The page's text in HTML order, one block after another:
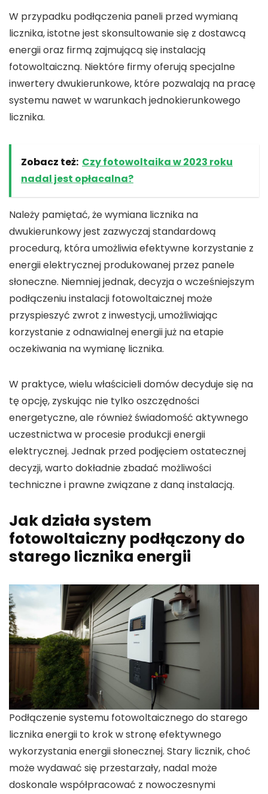
W przypadku podłączenia paneli przed wymianą
licznika, istotne jest skonsultowanie się z dostawcą
energiioraz firmą zajmującą się instalacją
fotowoltaiczną. Niektóre firmy oferują specjalne
inwertery dwukierunkowe, które pozwalają na pracę
systemu nawet w warunkach jednokierunkowego
licznika.
Zobacz też: Czy fotowoltaika w 2023 roku
nadal jest opłacalna?
Należy pamiętać, że wymiana licznika na
dwukierunkowy jest zazwyczaj standardową
procedurą, która umożliwia efektywne korzystanie z
energii elektrycznej produkowanej przez panele
słoneczne. Niemniej jednak, decyzja o wcześniejszym
podłączeniu instalacji fotowoltaicznej może
przyspieszyć zwrot z inwestycji, umożliwiając
korzystanie z odnawialnej energiijuż na etapie
oczekiwania na wymianę licznika.
W praktyce, wielu właścicieli domów decyduje się na
tę opcję, zyskując nie tylko oszczędności
energetyczne, ale również świadomość aktywnego
uczestnictwa w procesie produkcji energii
elektrycznej. Jednak przed podjęciem ostatecznej
decyzji, warto dokładnie zbadać możliwości
techniczne i prawne związane z daną instalacją.
Jak działa system
fotowoltaiczny podłączony do
starego licznika energii
Podłączeniesystemu fotowoltaicznego do starego
licznika energii to krok w stronę efektywnego
wykorzystania energii słonecznej. Stary licznik, choć
może wydawać się przestarzały, nadal może
doskonale współpracować z nowoczesnymi